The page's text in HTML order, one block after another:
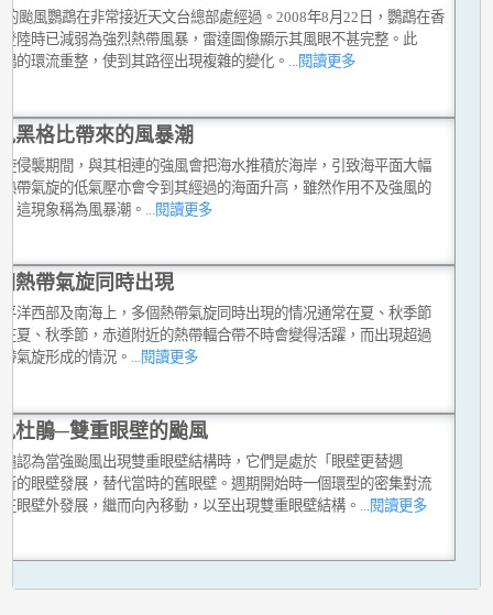
的颱風鸚鵡在非常接近天文台總部處經過。2008年8月22日，鸚鵡在香
陸時已減弱為強烈熱帶風暴，雷達圖像顯示其風眼不甚完整。此
的環流重整，使到其路徑出現複雜的變化。 ...閱讀更多
黑格比帶來的風暴潮
侵襲期間，與其相連的強風會把海水推積於海岸，引致海平面大幅
帶氣旋的低氣壓亦會令到其經過的海面升高，雖然作用不及強風的
這現象稱為風暴潮。
...閱讀更多
熱帶氣旋同時出現
洋西部及南海上，多個熱帶氣旋同時出現的情况通常在夏、秋季節
夏、秋季節，赤道附近的熱帶輻合帶不時會變得活躍，而出現超過
氣旋形成的情況。 ...閱讀更多
杜鵑─雙重眼壁的颱風
認為當強颱風出現雙重眼壁結構時，它們是處於「眼壁更替週
的眼壁發展，替代當時的舊眼壁。週期開始時一個環型的密集對流
眼壁外發展，繼而向內移動，以至出現雙重眼壁結構。
...閱讀更多